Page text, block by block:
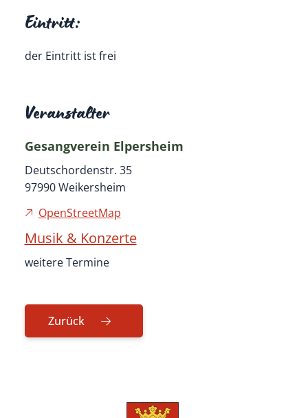
Eintritt:
der Eintritt ist frei
Veranstalter
Gesangverein Elpersheim
Deutschordenstr. 35
97990 Weikersheim
OpenStreetMap
Musik & Konzerte
weitere Termine
Zurück